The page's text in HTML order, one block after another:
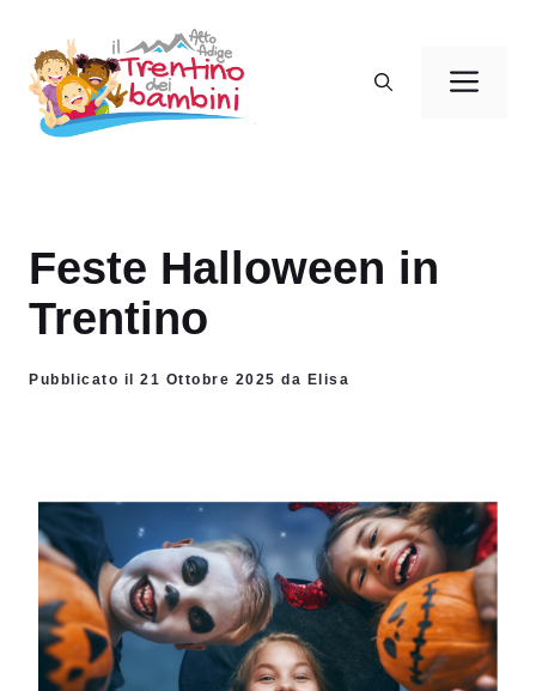
contenuto
Feste Halloween in
Trentino
Pubblicato il 21 Ottobre 2025 da Elisa